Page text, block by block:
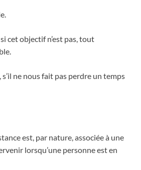
cet objectif n’est pas, tout
ne nous fait pas perdre un temps
est, par nature, associée à une
lorsqu’une personne est en